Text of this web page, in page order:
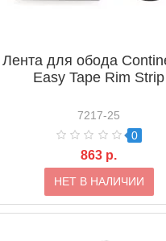
Лента для обода
Easy Tape Rim Strip
7217-25
0
863 р.
НЕТ В НАЛИЧИИ